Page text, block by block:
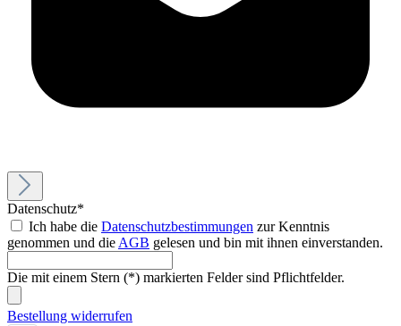
Datenschutz*
Ich habe die Datenschutzbestimmungen zur Kenntnis
genommen und die AGB gelesen und bin mit ihnen einverstanden.
Die mit einem Stern (*) markierten Felder sind Pflichtfelder.
Bestellung widerrufen